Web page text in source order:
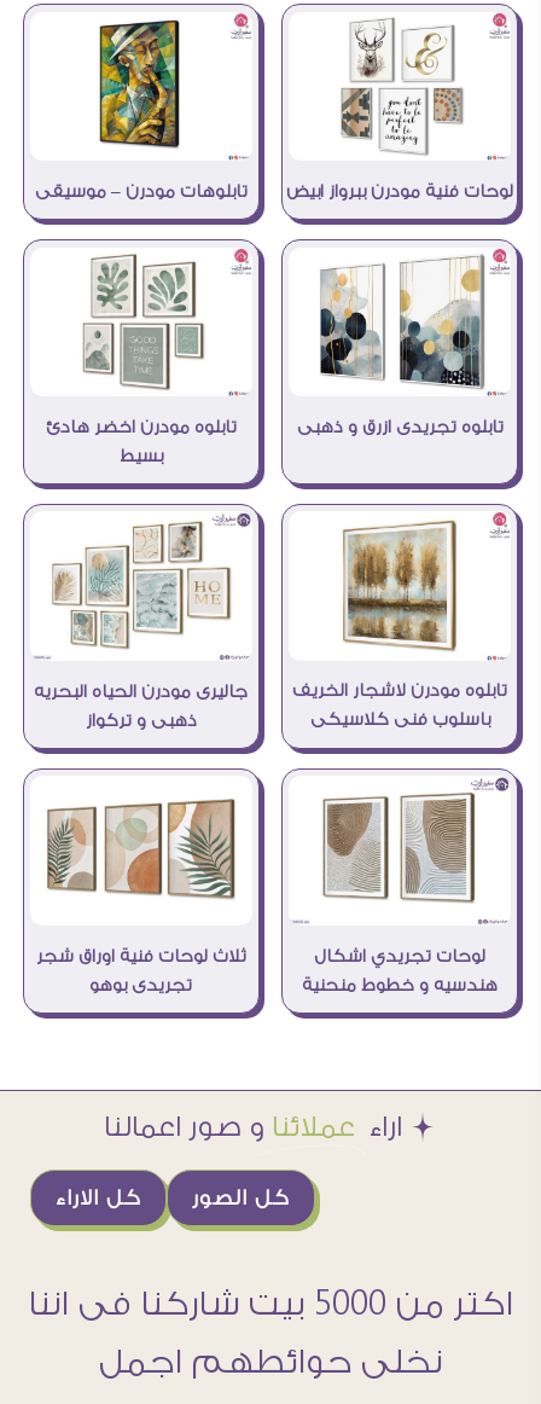
لوحات فنية مودرن ببرواز ابيض تابلوهات مودرن – موسيقى
تابلوه تجريدى ازرق و ذهبى
تابلوه مودرن اخضر هادئ
بسيط
تابلوه مودرن لاشجار الخريف
باسلوب فنى كلاسيكى
جاليرى مودرن الحياه البحريه
ذهبى و تركواز
لوحات تجريدي اشكال
هندسيه و خطوط منحنية
ثلاث لوحات فنية اوراق شجر
تجريدى بوهو
Æ اراء عملائنا و صور اعمالنا
كل الاراء كل الصور
اكتر من 5000 بيت شاركنا فى اننا
نخلى حوائطهم اجمل